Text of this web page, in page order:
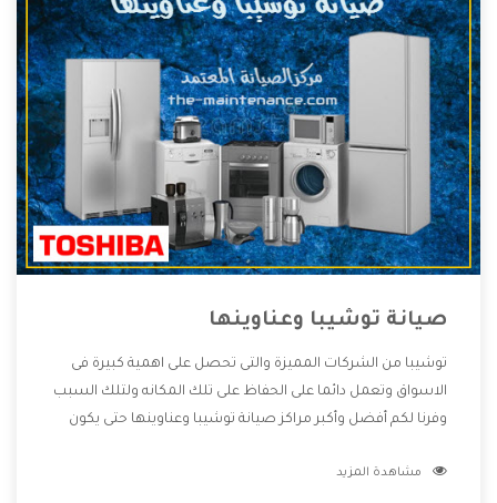
صيانة توشيبا وعناوينها
توشيبا من الشركات المميزة والتى تحصل على اهمية كبيرة فى
الاسواق وتعمل دائما على الحفاظ على تلك المكانه ولتلك السبب
وفرنا لكم أفضل وأكبر مراكز صيانة توشيبا وعناوينها حتى يكون
دون اى ازعاج كما أننا نهتم بكل ما يحتاجه المستهلك لكى نحافظ
مشاهدة المزيد